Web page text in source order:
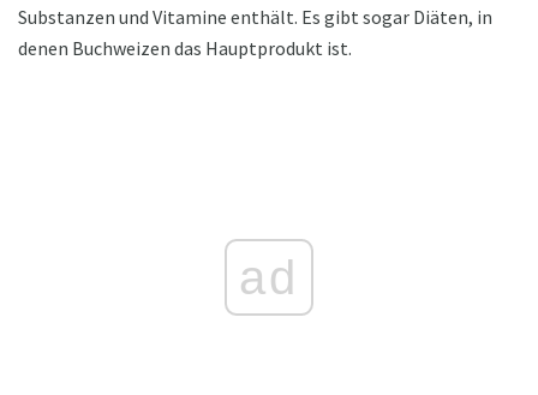
Substanzen und Vitamine enthält. Es gibt sogar Diäten, in
denen Buchweizen das Hauptprodukt ist.
ad